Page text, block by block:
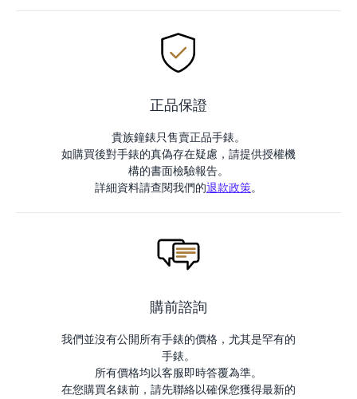
正品保證
貴族鐘錶只售賣正品手錶。
如購買後對手錶的真偽存在疑慮，請提供授權機
構的書面檢驗報告。
詳細資料請查閱我們的退款政策。
購前諮詢
我們並沒有公開所有手錶的價格，尤其是罕有的
手錶。
所有價格均以客服即時答覆為準。
在您購買名錶前，請先聯絡以確保您獲得最新的